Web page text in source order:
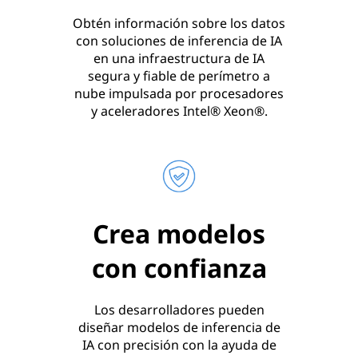
Obtén información sobre los datos
con soluciones de inferencia de IA
en una infraestructura de IA
segura y fiable de perímetro a
nube impulsada por procesadores
y aceleradores Intel® Xeon®.
Crea modelos
con confianza
Los desarrolladores pueden
diseñar modelos de inferencia de
IA con precisión con la ayuda de